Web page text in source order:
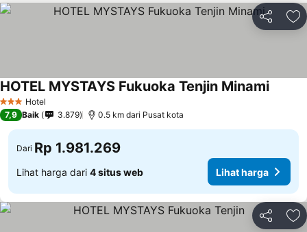
Bagikan
3 BintangHotel
HOTEL MYSTAYS Fukuoka Tenjin MinamiLihat
7,9 Baik 3.879 0.5 km dari Pusat kota
Dari Rp 1.981.269
Lihat harga dari 4 situs web Lihat harga
Bagikan